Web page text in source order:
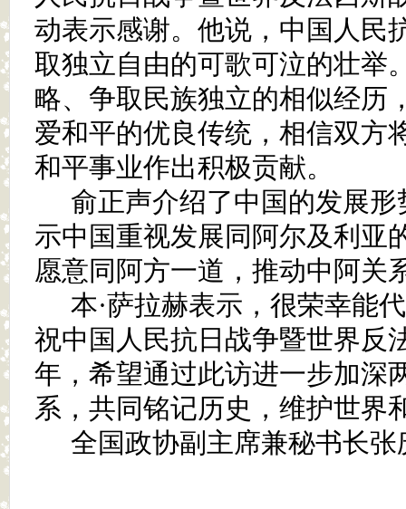
动表示感谢。他说，中国人民
取独立自由的可歌可泣的壮举
略、争取民族独立的相似经历
爱和平的优良传统，相信双方
和平事业作出积极贡献。
俞正声介绍了中国的发展
示中国重视发展同阿尔及利亚
愿意同阿方一道，推动中阿关
本·萨拉赫表示，很荣幸能
祝中国人民抗日战争暨世界反
年，希望通过此访进一步加深
系，共同铭记历史，维护世界
全国政协副主席兼秘书长